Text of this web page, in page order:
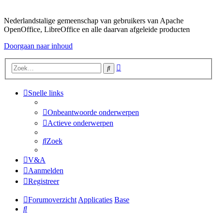
Nederlandstalige gemeenschap van gebruikers van Apache
OpenOffice, LibreOffice en alle daarvan afgeleide producten
Doorgaan naar inhoud
Zoek
Snelle links
Onbeantwoorde onderwerpen
Actieve onderwerpen
Zoek
V&A
Aanmelden
Registreer
Forumoverzicht Applicaties Base
Zoek